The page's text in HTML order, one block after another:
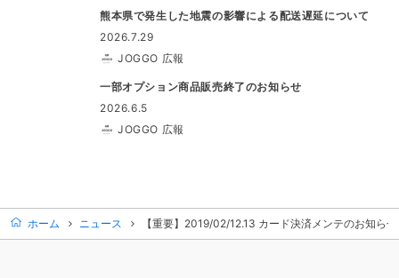
熊本県で発生した地震の影響による配送遅延について
2026.7.29
JOGGO 広報
一部オプション商品販売終了のお知らせ
2026.6.5
JOGGO 広報
ホーム ニュース 【重要】2019/02/12.13 カード決済メンテのお知ら